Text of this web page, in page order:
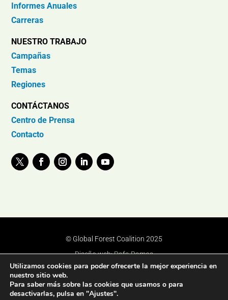
Informes Anuales
Carreras
NUESTRO TRABAJO
Campañas
Temas
Regiones
CONTÁCTANOS
Centro de Prensa
Contacto
© Global Forest Coalition 2025
Diseño web:Rafa Ramos
Utilizamos cookies para poder ofrecerte la mejor experiencia en
nuestro sitio web.
Para saber más sobre las cookies que usamos o para
desactivarlas, pulsa en "Ajustes".